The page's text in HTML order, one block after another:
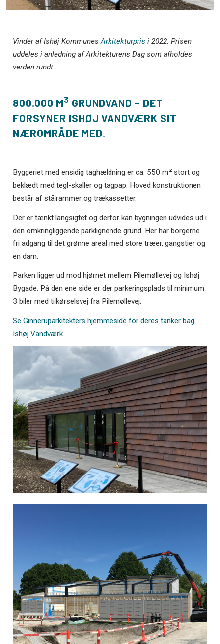
Vinder af Ishøj KommunesArkitekturpris i 2022. Prisen
uddeles i anledning af Arkitekturens Dag som afholdes
verden rundt.
800.000 M3 GRUNDVAND – DET
FORSYNER ISHØJ VANDVÆRK SIT
NÆROMRÅDE MED.
Byggeriet med ensidig taghældning er ca. 550 m 2 stort og
beklædt med tegl-skaller og tagpap. Hoved konstruktionen
består af stålrammer og trækassetter.
Der er tænkt langsigtet og derfor kan bygningen udvides ud i
den omkringliggende parklignende grund. Her har borgerne
fri adgang til det grønne areal med store træer, gangstier og
en dam.
Parken ligger ud mod hjørnet mellem Pilemøllevej og Ishøj
Bygade. På den ene side er der parkeringsplads til minimum
3 biler med tilkørselsvej fra Pilemøllevej.
Se Ginneruparkitekters hjemmeside for deres tanker bag
Ishøj Vandværk.